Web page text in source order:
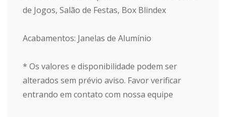
de Jogos, Salão de Festas, Box Blindex
Acabamentos: Janelas de Alumínio
* Os valores e disponibilidade podem ser
alterados sem prévio aviso. Favor verificar
entrando em contato com nossa equipe